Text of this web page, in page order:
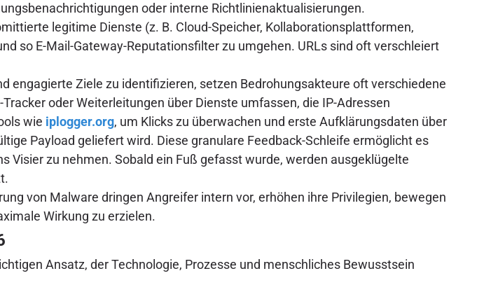
oder interne Richtlinienaktualisierungen.
legitime Dienste (z. B. Cloud-Speicher, Kollaborationsplattformen,
so E-Mail-Gateway-Reputationsfilter zu umgehen. URLs sind oft verschleiert
engagierte Ziele zu identifizieren, setzen Bedrohungsakteure oft verschiedene
oder Weiterleitungen über Dienste umfassen, die IP-Adressen
wie iplogger.org, um Klicks zu überwachen und erste Aufklärungsdaten über
Payload geliefert wird. Diese granulare Feedback-Schleife ermöglicht es
Visier zu nehmen. Sobald ein Fuß gefasst wurde, werden ausgeklügelte
von Malware dringen Angreifer intern vor, erhöhen ihre Privilegien, bewegen
Wirkung zu erzielen.
Ansatz, der Technologie, Prozesse und menschliches Bewusstsein